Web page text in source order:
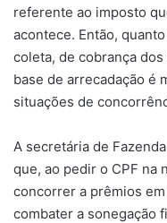
referente ao imposto
acontece. Então,
coleta, de cobrança
base de arrecadação é
situações de
A secretária de
que, ao pedir o CPF na
concorrer a prêmios
combater a sonegação